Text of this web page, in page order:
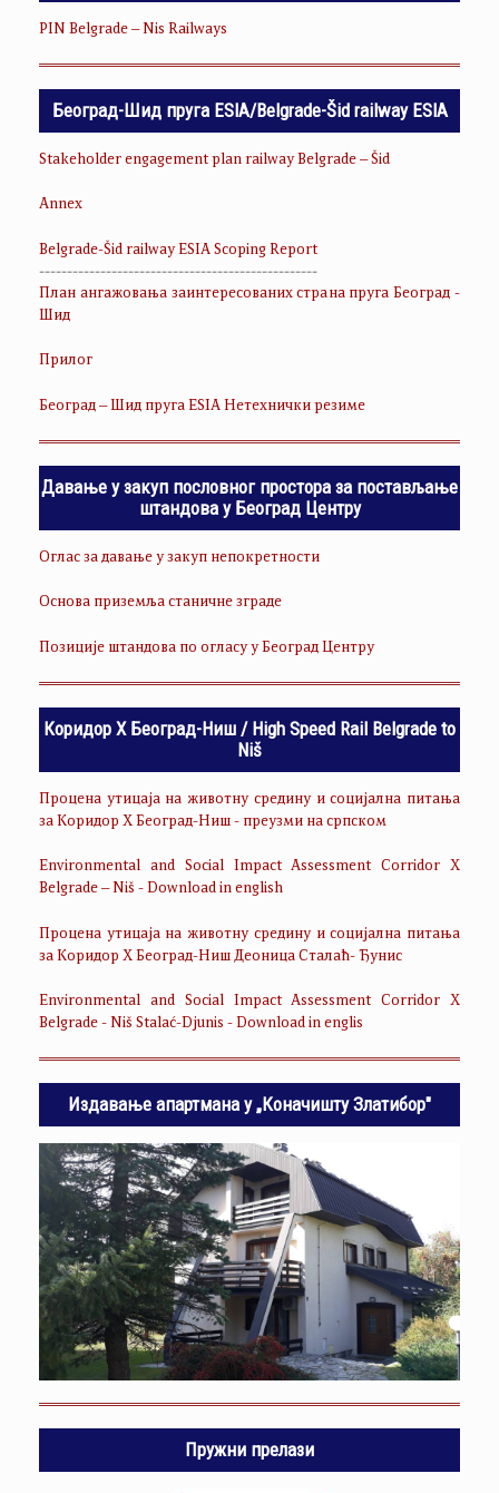
PIN Belgrade – Nis Railways
Београд-Шид пруга ESIA/Belgrade-Šid railway ESIA
Stakeholder engagement plan railway Belgrade – Šid
Annex
Belgrade-Šid railway ESIA Scoping Report
--------------------------------------------------
План ангажовања заинтересованих страна пруга Београд -
Шид
Прилог
Београд – Шид пруга ESIA Нетехнички резиме
Давање у закуп пословног простора за постављање
штандова у Београд Центру
Оглас за давање у закуп непокретности
Основа приземља станичне зграде
Позиције штандова по огласу у Београд Центру
Коридор Х Београд-Ниш / High Speed Rail Belgrade to
Niš
Процена утицаја на животну средину и социјална питања
за Коридор Х Београд-Ниш - преузми на српском
Environmental and Social Impact Assessment Corridor X
Belgrade – Niš - Download in english
Процена утицаја на животну средину и социјална питања
за Коридор Х Београд-Ниш Деоница Сталаћ- Ђунис
Environmental and Social Impact Assessment Corridor X
Belgrade - Niš Stalać-Djunis - Download in englis
Издавање апартмана у „Коначишту Златибор"
Пружни прелази